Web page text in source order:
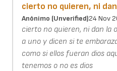
cierto no quieren, ni
Anónimo (unverified)24 Nov
cierto no quieren, ni dan la
a uno y dicen si te
como si ellos fueran dios
tenemos o no es dios